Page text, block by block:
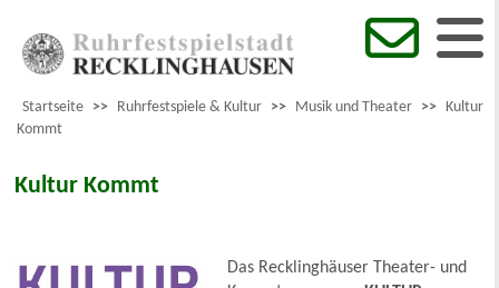
Startseite >> Ruhrfestspiele & Kultur >> Musik und Theater >> Kultur
Kommt
Kultur Kommt
Das Recklinghäuser Theater- und